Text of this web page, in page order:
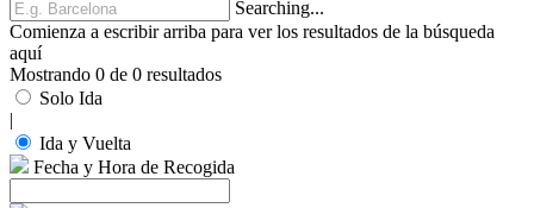
Searching...
Comienza a escribir arriba para ver los resultados de la búsqueda
aquí
Mostrando 0 de 0 resultados
Solo Ida
|
Ida y Vuelta
Fecha y Hora de Recogida